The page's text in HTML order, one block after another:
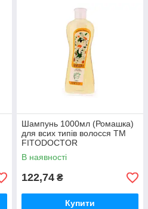
Шампунь 1000мл (Ромашка)
для всих типів волосся ТМ
FITODOCTOR
В наявності
122,74 ₴
Купити